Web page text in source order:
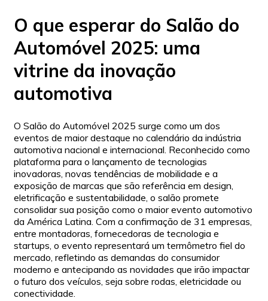
O que esperar do Salão do
Automóvel 2025: uma
vitrine da inovação
automotiva
O Salão do Automóvel 2025 surge como um dos
eventos de maior destaque no calendário da indústria
automotiva nacional e internacional. Reconhecido como
plataforma para o lançamento de tecnologias
inovadoras, novas tendências de mobilidade e a
exposição de marcas que são referência em design,
eletrificação e sustentabilidade, o salão promete
consolidar sua posição como o maior evento automotivo
da América Latina. Com a confirmação de 31 empresas,
entre montadoras, fornecedoras de tecnologia e
startups, o evento representará um termômetro fiel do
mercado, refletindo as demandas do consumidor
moderno e antecipando as novidades que irão impactar
o futuro dos veículos, seja sobre rodas, eletricidade ou
conectividade.